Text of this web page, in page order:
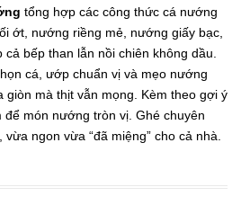
tổng hợp các công thức cá nướng
ớt, nướng riềng mẻ, nướng giấy bạc,
bếp than lẫn nồi chiên không dầu.
cá, ướp chuẩn vị và mẹo nướng
giòn mà thịt vẫn mọng. Kèm theo gợi ý
món nướng tròn vị. Ghé chuyên
ngon vừa “đã miệng” cho cả nhà.